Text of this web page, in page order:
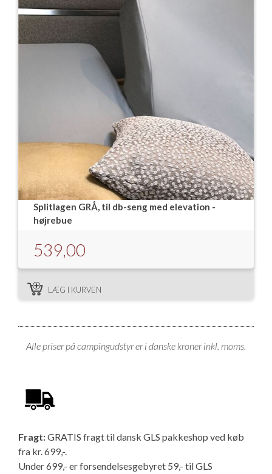
Splitlagen GRÅ, til db-seng med elevation -
højrebue
539,00
LÆG I KURVEN
Alle priser på campingudstyr er i danske kroner inkl. moms.
Fragt:GRATIS fragt til dansk GLS pakkeshop ved køb
fra kr. 699,-.
Under 699,- er forsendelsesgebyret 59,- til GLS